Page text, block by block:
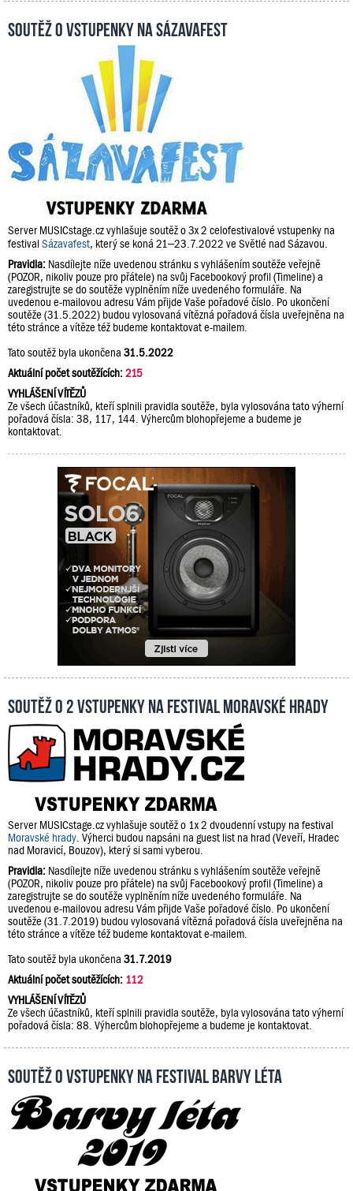
Soutěž o vstupenky na Sázavafest
Server MUSICstage.cz vyhlašuje soutěž o 3x 2 celofestivalové vstupenky na
festivalSázavafest, který se koná 21–23.7.2022 ve Světlé nad Sázavou.
Pravidla: Nasdílejte níže uvedenou stránku s vyhlášením soutěže veřejně
(POZOR, nikoliv pouze pro přátele) na svůj Facebookový profil (Timeline) a
zaregistrujte se do soutěže vyplněním níže uvedeného formuláře. Na
uvedenou e-mailovou adresu Vám přijde Vaše pořadové číslo. Po ukončení
soutěže (31.5.2022) budou vylosovaná vítězná pořadová čísla uveřejněna na
této stránce a vítěze též budeme kontaktovat e-mailem.
Tato soutěž byla ukončena 31.5.2022
Aktuální počet soutěžících:215
VYHLÁŠENÍ VÍTĚZŮ
Ze všech účastníků, kteří splnili pravidla soutěže, byla vylosována tato výherní
pořadová čísla: 38, 117, 144. Výhercům blohopřejeme a budeme je
kontaktovat.
Soutěž o 2 vstupenky na festival Moravské hrady
Server MUSICstage.cz vyhlašuje soutěž o 1x 2 dvoudenní vstupy na festival
Moravské hrady . Výherci budou napsáni na guest list na hrad (Veveří, Hradec
nad Moravicí, Bouzov), který si sami vyberou.
Pravidla: Nasdílejte níže uvedenou stránku s vyhlášením soutěže veřejně
(POZOR, nikoliv pouze pro přátele) na svůj Facebookový profil (Timeline) a
zaregistrujte se do soutěže vyplněním níže uvedeného formuláře. Na
uvedenou e-mailovou adresu Vám přijde Vaše pořadové číslo. Po ukončení
soutěže (31.7.2019) budou vylosovaná vítězná pořadová čísla uveřejněna na
této stránce a vítěze též budeme kontaktovat e-mailem.
Tato soutěž byla ukončena 31.7.2019
Aktuální počet soutěžících: 112
VYHLÁŠENÍ VÍTĚZŮ
Ze všech účastníků, kteří splnili pravidla soutěže, byla vylosována tato výherní
pořadová čísla: 88. Výhercům blohopřejeme a budeme je kontaktovat.
Soutěž o vstupenky na festival Barvy léta